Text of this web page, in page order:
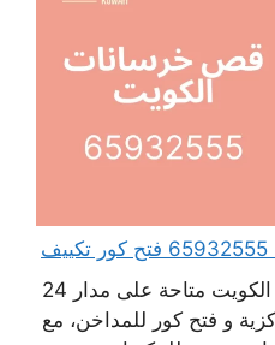
خدمات شركة قص خرسانة الكويت متاحة على مدار 24
و فتح كور للمداخن، مع